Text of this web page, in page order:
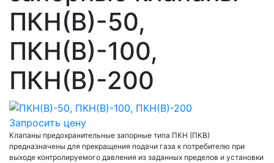
ПКН(В)-50,
ПКН(В)-100,
ПКН(В)-200
Запросить цену
Клапаны предохранительные запорные типа ПКН (ПКВ)
предназначены для прекращения подачи газа к потребителю при
выходе контролируемого давления из заданных пределов и установки